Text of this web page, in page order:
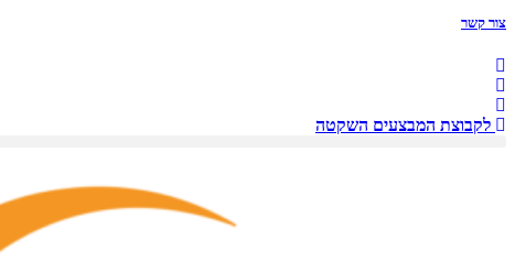
צור קשר
לקבוצת המבצעים השקטה